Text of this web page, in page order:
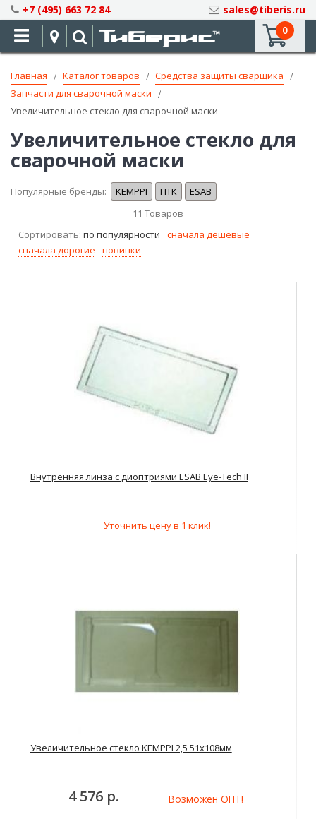
Skip
to
Content
+7 (495) 663 72 84
sales@tiberis.ru
0
Главная Каталог товаров
Средства защиты сварщика
Запчасти для сварочной маски
Увеличительное стекло для сварочной маски
Увеличительное стекло для
сварочной маски
Популярные бренды: KEMPPI ПТК
ESAB
11 Товаров
Сортировать: по популярности
сначала дешёвые
сначала дорогие
новинки
Внутренняя линза с диоптриями ESAB Eye-Tech II
Уточнить цену в 1 клик!
Увеличительное стекло KEMPPI 2,5 51x108мм
4 576 р. Возможен ОПТ!